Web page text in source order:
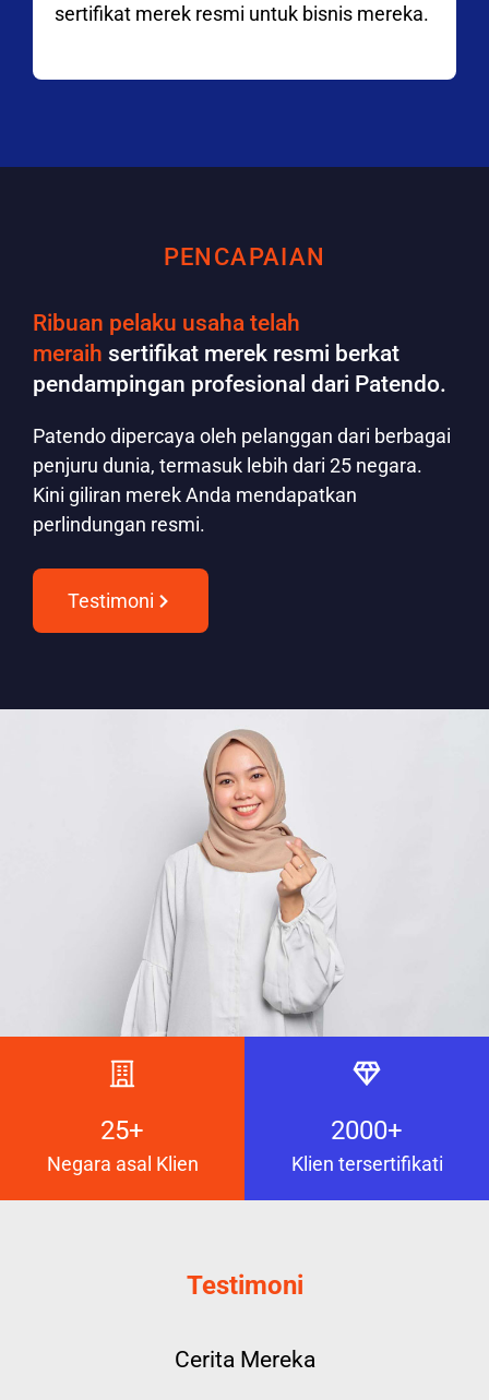
sertifikat merek resmi untuk bisnis mereka.
PENCAPAIAN
Ribuan pelaku usaha telah
meraih sertifikat merek resmi berkat
pendampingan profesional dari Patendo.
Patendo dipercaya oleh pelanggan dari berbagai
penjuru dunia, termasuk lebih dari 25 negara.
Kini giliran merek Anda mendapatkan
perlindungan resmi.
Testimoni
25+
Negara asal Klien
2000+
Klien tersertifikati
Testimoni
Cerita Mereka